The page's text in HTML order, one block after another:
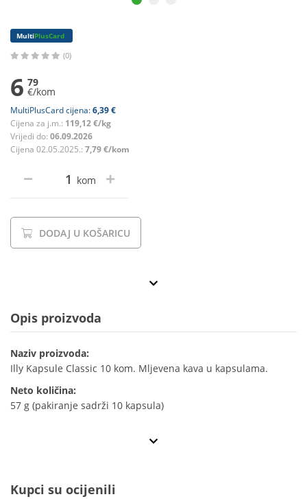
MultiPlusCard
(0)
6 79
€/kom
MultiPlusCard cijena:6,39 €
Cijena za j.m.: 119,12 €/kg
Vrijedi do: 06.09.2026
Cijena 02.05.2025.: 7,79 €/kom
kom
DODAJ U KOŠARICU
Opis proizvoda
Naziv proizvoda:
Illy Kapsule Classic 10 kom. Mljevena kava u kapsulama.
Neto količina:
57 g (pakiranje sadrži 10 kapsula)
Kupci su ocijenili